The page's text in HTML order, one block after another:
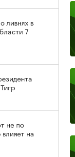
ливнях в
7
не по
на